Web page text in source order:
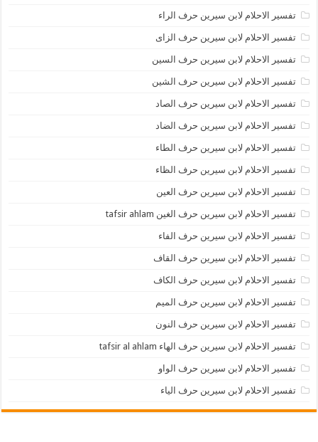
تفسير الاحلام لابن سيرين حرف الراء
تفسير الاحلام لابن سيرين حرف الزاى
تفسير الاحلام لابن سيرين حرف السين
تفسير الاحلام لابن سيرين حرف الشين
تفسير الاحلام لابن سيرين حرف الصاد
تفسير الاحلام لابن سيرين حرف الضاد
تفسير الاحلام لابن سيرين حرف الطاء
تفسير الاحلام لابن سيرين حرف الظاء
تفسير الاحلام لابن سيرين حرف العين
تفسير الاحلام لابن سيرين حرف الغين tafsir ahlam
تفسير الاحلام لابن سيرين حرف الفاء
تفسير الاحلام لابن سيرين حرف القاف
تفسير الاحلام لابن سيرين حرف الكاف
تفسير الاحلام لابن سيرين حرف الميم
تفسير الاحلام لابن سيرين حرف النون
تفسير الاحلام لابن سيرين حرف الهاء tafsir al ahlam
تفسير الاحلام لابن سيرين حرف الواو
تفسير الاحلام لابن سيرين حرف الياء